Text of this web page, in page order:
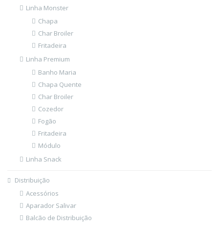
Linha Monster
Chapa
Char Broiler
Fritadeira
Linha Premium
Banho Maria
Chapa Quente
Char Broiler
Cozedor
Fogão
Fritadeira
Módulo
Linha Snack
Distribuição
Acessórios
Aparador Salivar
Balcão de Distribuição